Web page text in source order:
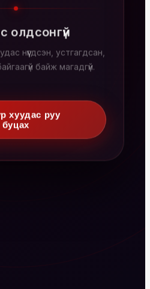
олдсонгүй
нүүгдсэн, устгагдсан,
байж магадгүй.
хуудас руу
буцах